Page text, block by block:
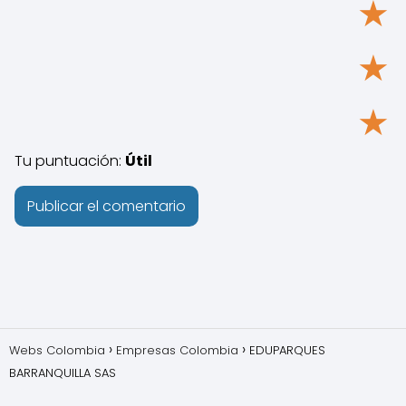
★
★
★
Tu puntuación: Útil
Webs Colombia Empresas Colombia
EDUPARQUES
BARRANQUILLA SAS